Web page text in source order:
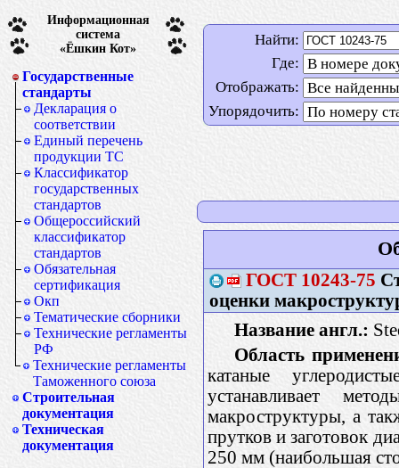
Информационная
система
«Ёшкин Кот»
Государственные
стандарты
Декларация о
соответствии
Единый перечень
продукции ТС
Классификатор
государственных
стандартов
Общероссийский
классификатор
стандартов
Обязательная
сертификация
Окп
Тематические сборники
Технические регламенты
РФ
Технические регламенты
Таможенного союза
Строительная
документация
Техническая
документация
Найти:
Где:
Отображать:
Упорядочить:
ГОСТ 10243-75
оценки
Название англ.:
Область
катаные
устанавливает
макроструктуры, а
прутков и заготовок
250 мм (наибольшая